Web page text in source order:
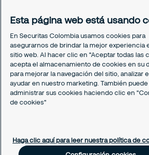
Soporte empleado
Un café con Securitas
Legal
Nuestras políticas
Política de Protección de datos
Política de Cookies
Esta página web está usando
En Securitas Colombia usamos cookies para
asegurarnos de brindar la mejor experiencia
sitio web. Al hacer clic en "Aceptar todas las
acepta el almacenamiento de cookies en su
para mejorar la navegación del sitio, analizar
ayudar en nuestro marketing. También puede
administrar sus cookies haciendo clic en
de cookies"
Haga clic aquí para leer nuestra política de